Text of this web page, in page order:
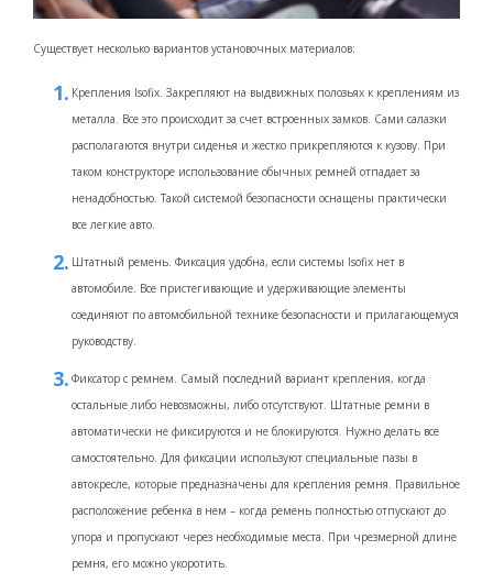
Существует несколько вариантов установочных материалов:
Крепления Isofix. Закрепляют на выдвижных полозьях к креплениям из
металла. Все это происходит за счет встроенных замков. Сами салазки
располагаются внутри сиденья и жестко прикрепляются к кузову. При
таком конструкторе использование обычных ремней отпадает за
ненадобностью. Такой системой безопасности оснащены практически
все легкие авто.
Штатный ремень. Фиксация удобна, если системы Isofix нет в
автомобиле. Все пристегивающие и удерживающие элементы
соединяют по автомобильной технике безопасности и прилагающемуся
руководству.
Фиксатор с ремнем. Самый последний вариант крепления, когда
остальные либо невозможны, либо отсутствуют. Штатные ремни в
автоматически не фиксируются и не блокируются. Нужно делать все
самостоятельно. Для фиксации используют специальные пазы в
автокресле, которые предназначены для крепления ремня. Правильное
расположение ребенка в нем – когда ремень полностью отпускают до
упора и пропускают через необходимые места. При чрезмерной длине
ремня, его можно укоротить.